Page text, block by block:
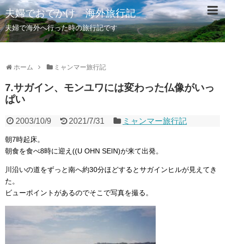
夫婦でおでかけ 海外旅行記
夫婦で海外へ行った時の旅行記です
ホーム ミャンマー旅行記
7.サガイン、モンユワには変わった仏像がいっ
ぱい
2003/10/9 2021/7/31 ミャンマー旅行記
朝7時起床。
朝食を食べ8時に迎え((U OHN SEIN)が来て出発。
川沿いの道をずっと南へ約30分ほどするとサガインヒルが見えてき
た。
ビューポイントがあるのでそこで写真を撮る。